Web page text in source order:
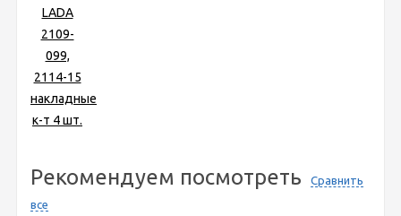
Рекомендуем посмотреть
Сравнить
все